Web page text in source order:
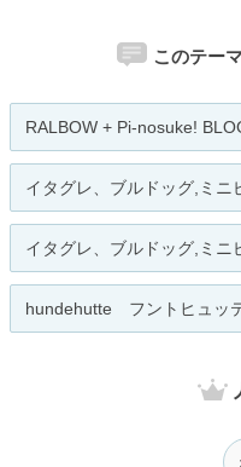
このテー
RALBOW + Pi-nosuke!
イタグレ、ブルドッグ,ミニ
イタグレ、ブルドッグ,ミニ
hundehutte フントヒュッ